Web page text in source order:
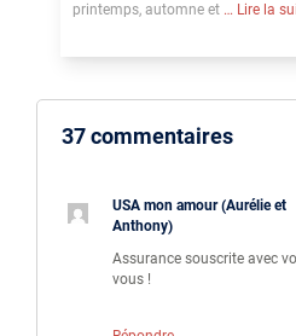
printemps, automne et … Lire la
37 commentaires
USA mon amour (Aurélie et
Anthony)
Assurance souscrite avec
vous !